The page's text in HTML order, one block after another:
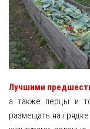
Лучшими
а также перцы и
размещать на